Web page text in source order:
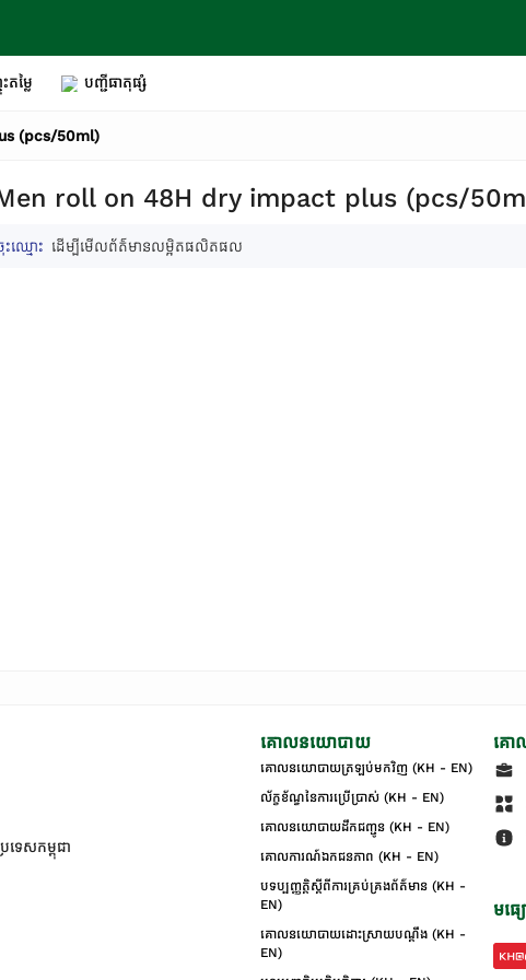
ម្លៃ បញ្ជីធាតុផ្សំ
(pcs/50ml)
roll on 48H dry impact plus (pcs/
ះឈ្មោះ ដើម្បីមើលព័ត៌មានលម្អិតផលិតផល
េសកម្ពុជា
គោលនយោបាយ
គោលនយោបាយត្រឡប់មកវិញ (KH - EN)
ល័ក្ខខ័ណ្ឌនៃការប្រើប្រាស់ (KH - EN)
គោលនយោបាយដឹកជញ្ជូន (KH - EN)
គោលការណ៍ឯកជនភាព (KH - EN)
បទប្បញ្ញត្តិស្តីពីការគ្រប់គ្រងព័ត៌មាន (KH -
EN)
គោលនយោបាយដោះស្រាយបណ្ដឹង (KH -
EN)
គោ
មធ្យ